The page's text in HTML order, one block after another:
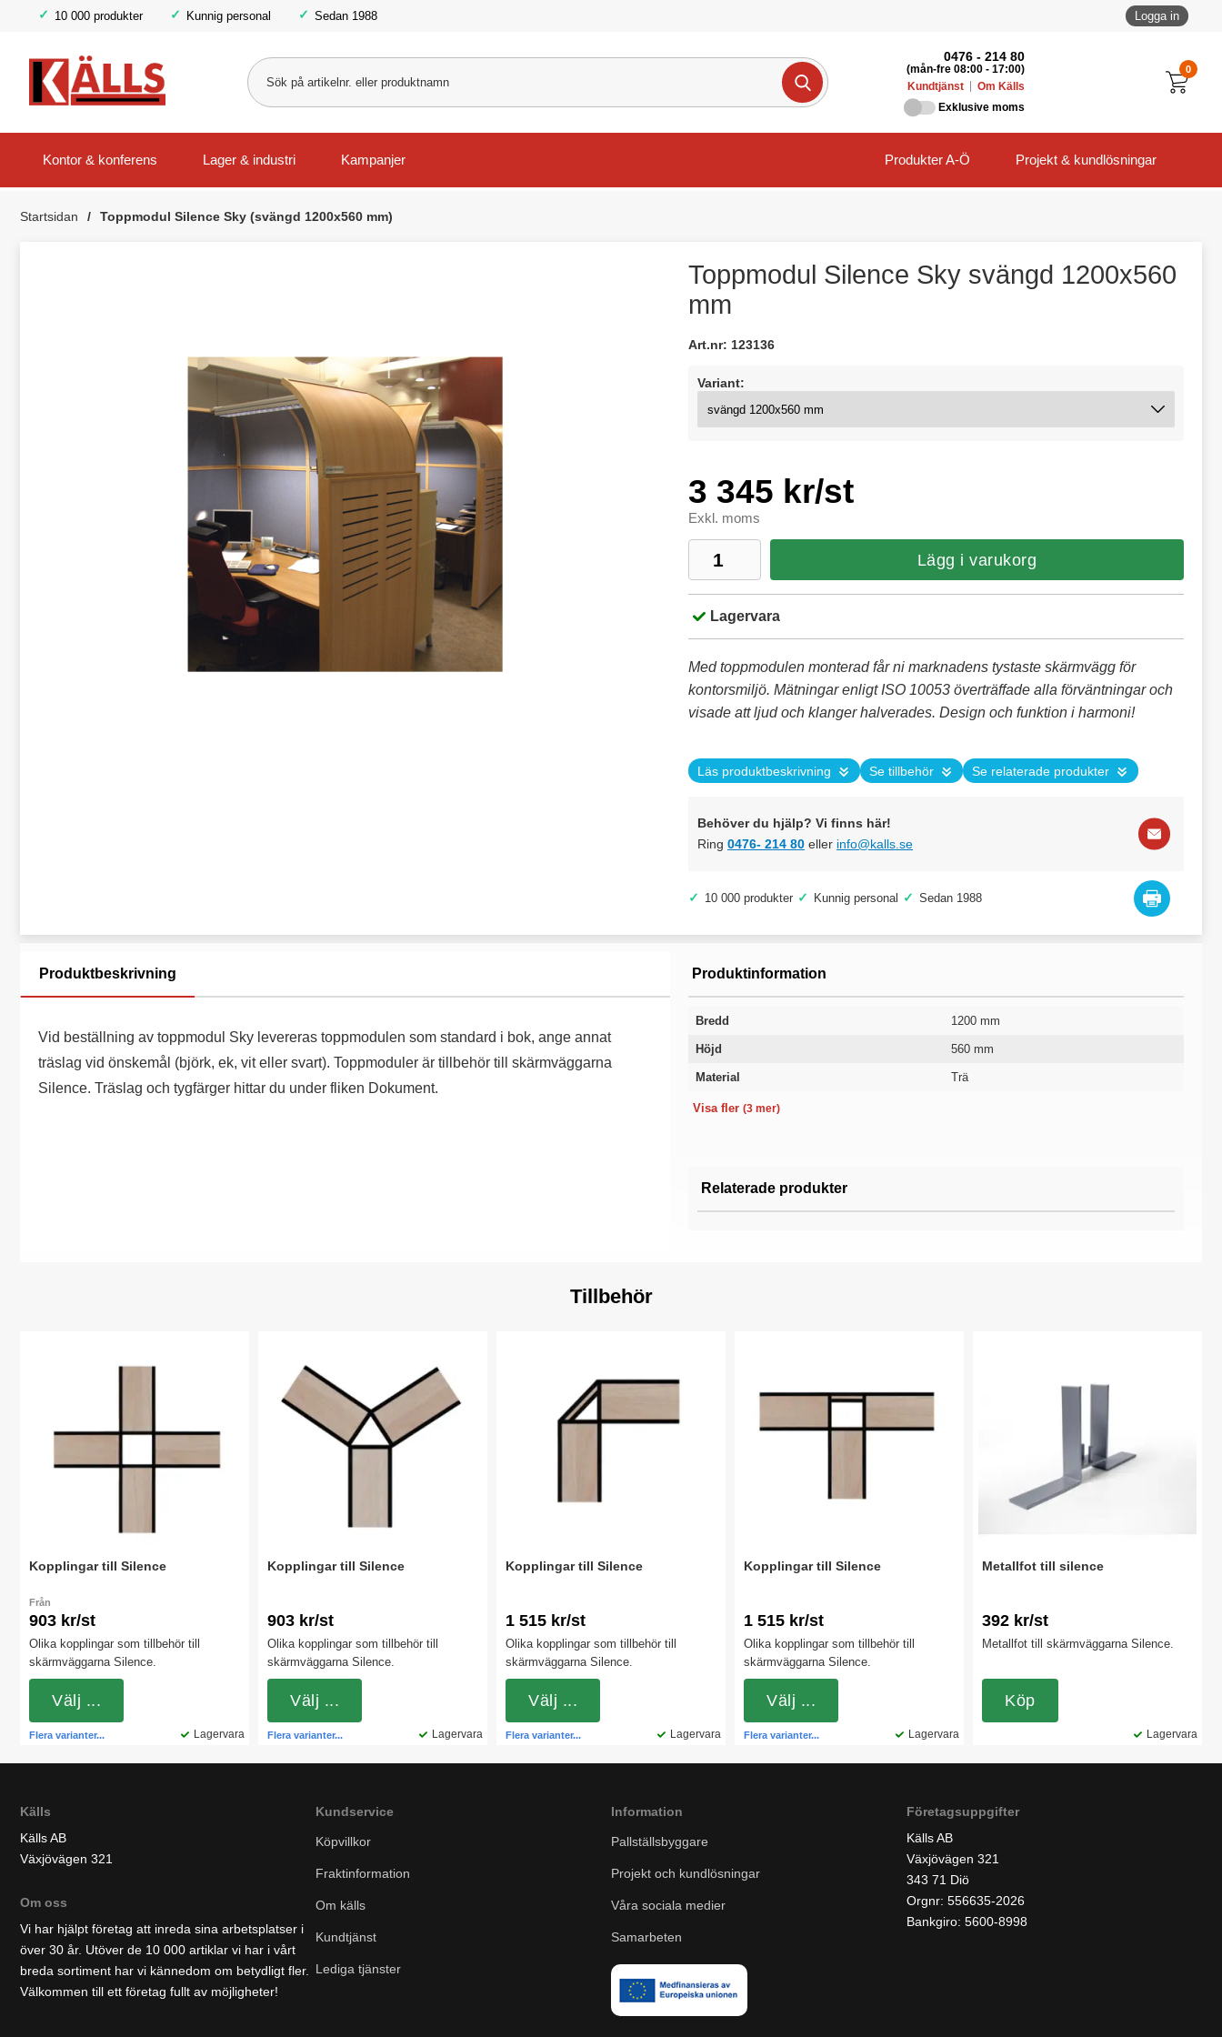
10 000 produkter Kunnig personal Sedan 1988 Logga in
0
0476 - 214 80
(mån-fre 08:00 - 17:00)
Kundtjänst
Om Källs
Exklusive moms
Kontor & konferens Lager & industri Kampanjer Produkter A-Ö Projekt & kundlösningar
Startsidan Toppmodul Silence Sky (svängd 1200x560 mm)
Toppmodul Silence Sky svängd 1200x560
mm
Art.nr: 123136
Variant:
3 345 kr/st
Exkl. moms
Lägg i varukorg
Lagervara
Med toppmodulen monterad får ni marknadens tystaste skärmvägg för
kontorsmiljö. Mätningar enligt ISO 10053 överträffade alla förväntningar och
visade att ljud och klanger halverades. Design och funktion i harmoni!
Läs produktbeskrivning Se tillbehör Se relaterade produkter
Behöver du hjälp? Vi finns här!
Ring 0476- 214 80 eller info@kalls.se
✓ 10 000 produkter ✓ Kunnig personal ✓ Sedan 1988
Produktbeskrivning
Vid beställning av toppmodul Sky levereras toppmodulen som standard i bok, ange annat
träslag vid önskemål (björk, ek, vit eller svart). Toppmoduler är tillbehör till skärmväggarna
Silence. Träslag och tygfärger hittar du under fliken Dokument.
Produktinformation
Bredd 1200 mm
Höjd 560 mm
Material
Trä
Visa fler (3 mer)
Relaterade produkter
Tillbehör
Kopplingar till Silence
Från
903 kr/st
Olika kopplingar som tillbehör till
skärmväggarna Silence.
Lagervara
Flera varianter...
Välj ...
Kopplingar till Silence
903 kr/st
Olika kopplingar som tillbehör till
skärmväggarna Silence.
Lagervara
Flera varianter...
Välj ...
Kopplingar till Silence
1 515 kr/st
Olika kopplingar som tillbehör till
skärmväggarna Silence.
Lagervara
Flera varianter...
Välj ...
Kopplingar till Silence
1 515 kr/st
Olika kopplingar som tillbehör till
skärmväggarna Silence.
Lagervara
Flera varianter...
Välj ...
Metallfot till silence
392 kr/st
Metallfot till skärmväggarna Silence.
Lagervara
Köp
Källs
Källs AB
Växjövägen 321
Om oss
Vi har hjälpt företag att inreda sina arbetsplatser i
över 30 år. Utöver de 10 000 artiklar vi har i vårt
breda sortiment har vi kännedom om betydligt fler.
Välkommen till ett företag fullt av möjligheter!
Kundservice
Köpvillkor
Fraktinformation
Om källs
Kundtjänst
Lediga tjänster
Information
Pallställsbyggare
Projekt och kundlösningar
Våra sociala medier
Samarbeten
Företagsuppgifter
Källs AB
Växjövägen 321
343 71 Diö
Orgnr: 556635-2026
Bankgiro: 5600-8998